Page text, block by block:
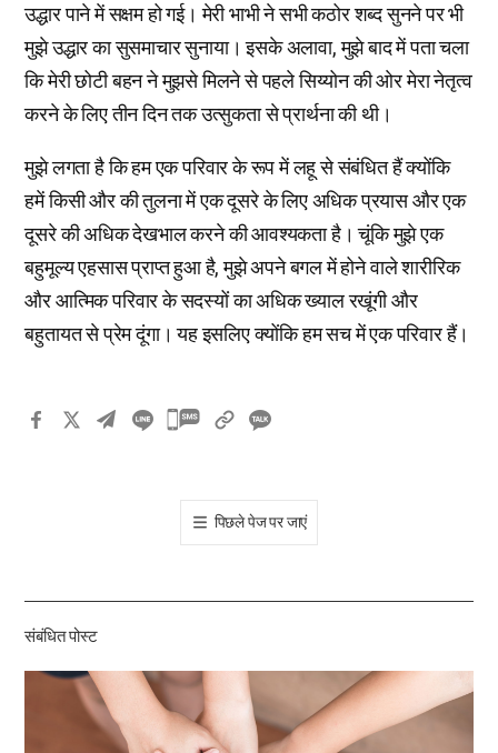
उद्धार पाने में सक्षम हो गई। मेरी भाभी ने सभी कठोर शब्द सुनने पर भी
मुझे उद्धार का सुसमाचार सुनाया। इसके अलावा, मुझे बाद में पता चला
कि मेरी छोटी बहन ने मुझसे मिलने से पहले सिय्योन की ओर मेरा नेतृत्व
करने के लिए तीन दिन तक उत्सुकता से प्रार्थना की थी।
मुझे लगता है कि हम एक परिवार के रूप में लहू से संबंधित हैं क्योंकि
हमें किसी और की तुलना में एक दूसरे के लिए अधिक प्रयास और एक
दूसरे की अधिक देखभाल करने की आवश्यकता है। चूंकि मुझे एक
बहुमूल्य एहसास प्राप्त हुआ है, मुझे अपने बगल में होने वाले शारीरिक
और आत्मिक परिवार के सदस्यों का अधिक ख्याल रखूंगी और
बहुतायत से प्रेम दूंगा। यह इसलिए क्योंकि हम सच में एक परिवार हैं।
카
톡
공
기
पिछले पेज पर जाएं
संबंधित पोस्ट